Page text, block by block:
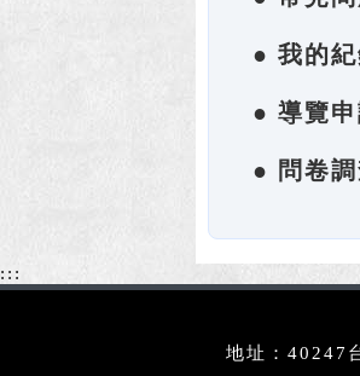
● 我的
● 導覽
● 問卷
:::
地址：40247